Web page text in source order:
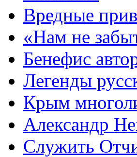
Вредные
«Нам не
Бенефис
Легенды
Крым
Александр
Служить